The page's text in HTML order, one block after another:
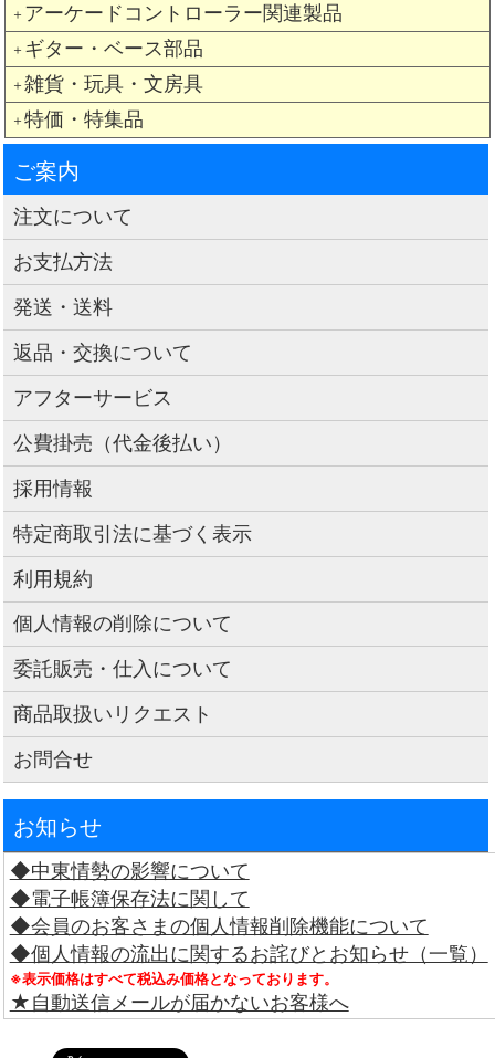
＋ アーケードコントローラー関連製品
＋ ギター・ベース部品
＋ 雑貨・玩具・文房具
＋ 特価・特集品
ご案内
注文について
お支払方法
発送・送料
返品・交換について
アフターサービス
公費掛売（代金後払い）
採用情報
特定商取引法に基づく表示
利用規約
個人情報の削除について
委託販売・仕入について
商品取扱いリクエスト
お問合せ
お知らせ
◆中東情勢の影響について
◆電子帳簿保存法に関して
◆会員のお客さまの個人情報削除機能について
◆個人情報の流出に関するお詫びとお知らせ（一覧）
※表示価格はすべて税込み価格となっております。
★自動送信メールが届かないお客様へ